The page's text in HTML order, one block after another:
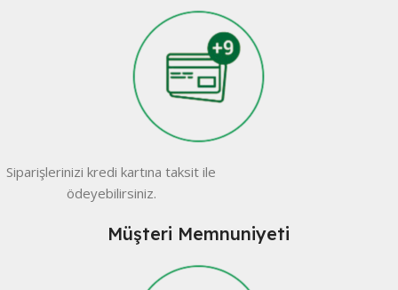
Siparişlerinizi kredi kartına taksit ile
ödeyebilirsiniz.
Müşteri Memnuniyeti